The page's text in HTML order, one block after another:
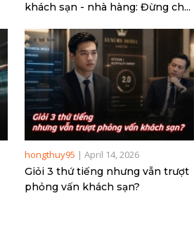
khách sạn - nhà hàng: Đừng ch...
hongthuy95 | April 14, 2026
Giỏi 3 thứ tiếng nhưng vẫn trượt
phỏng vấn khách sạn?